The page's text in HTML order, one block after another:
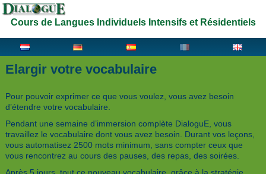
Cours de Langues Individuels Intensifs et Résidentiels
Elargir votre vocabulaire
Pour pouvoir exprimer ce que vous voulez, vous avez besoin
d’étendre votre vocabulaire.
Pendant une semaine d’immersion complète DialoguE, vous
travaillez le vocabulaire dont vous avez besoin. Durant vos leçons,
vous automatisez 2500 mots minimum, sans compter ceux que
vous rencontrez au cours des pauses, des repas, des soirées.